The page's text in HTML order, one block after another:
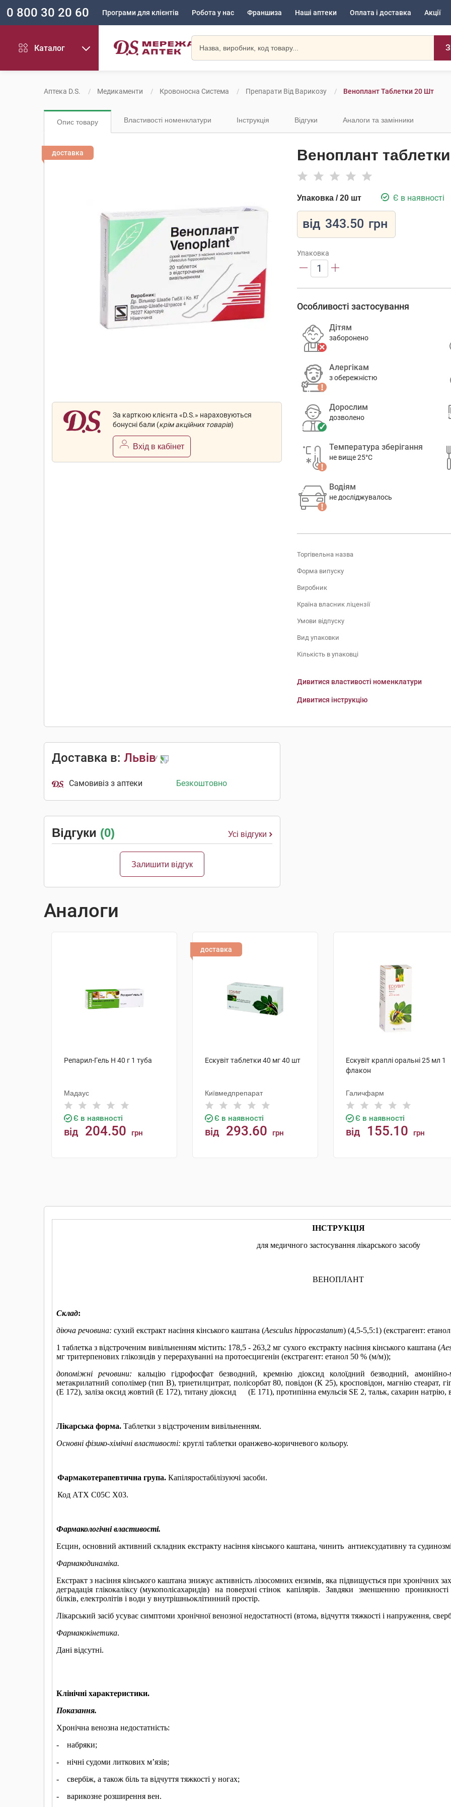
0 800 30 20 60 Програми для клієнтів Робота у нас Франшиза Наші аптеки Оплата і доставка Акції
Каталог
Аптека D.S. Медикаменти Кровоносна Система Препарати Від Варикозу Веноплант Таблетки 20 Шт
Опис товару Властивості номенклатури Інструкція Відгуки Аналоги та замінники
доставка
За карткою клієнта «D.S.» нараховуються
бонусні бали (крім акційних товарів)
Вхід в кабінет
Веноплант
Упаковка / 20 шт Є в наявності
від 343.50 грн
Упаковка
1
Особливості застосування
Дітям
заборонено
Алергікам
з обережністю
Дорослим
дозволено
Температура зберігання
не вище 25°C
Водіям
не досліджувалось
Торгівельна назва
Форма випуску
Виробник
Країна власник ліцензії
Умови відпуску
Вид упаковки
Кількість в упаковці
Дивитися властивості номенклатури
Дивитися інструкцію
Доставка в: Львів
Самовивіз з аптеки Безкоштовно
Відгуки (0) Усі відгуки
Залишити відгук
Аналоги
Репарил-Гель Н 40 г 1 туба
Мадаус
Є в наявності
від 204.50 грн
доставка
Ескувіт таблетки 40 мг 40 шт
Київмедпрепарат
Є в наявності
від 293.60 грн
Ескувіт краплі оральні 25 мл 1
флакон
Галичфарм
Є в наявності
від 155.10 грн